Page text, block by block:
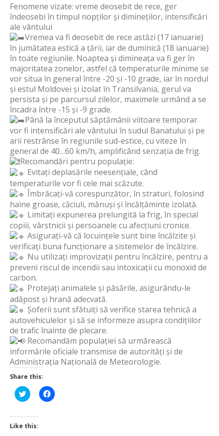
Fenomene vizate: vreme deosebit de rece, ger
îndeosebi în timpul nopților și dimineților, intensificări
ale vântului
Vremea va fi deosebit de rece astăzi (17 ianuarie)
în jumătatea estică a țării, iar de duminică (18 ianuarie)
în toate regiunile. Noaptea și dimineața va fi ger în
majoritatea zonelor, astfel că temperaturile minime se
vor situa în general între -20 și -10 grade, iar în nordul
și estul Moldovei și izolat în Transilvania, gerul va
persista și pe parcursul zilelor, maximele urmând a se
încadra între -15 și -9 grade.
Până la începutul săptămânii viitoare temporar
vor fi intensificări ale vântului în sudul Banatului și pe
arii restrânse în regiunile sud-estice, cu viteze în
general de 40…60 km/h, amplificând senzația de frig.
Recomandări pentru populație:
Evitați deplasările neesențiale, când
temperaturile vor fi cele mai scăzute.
Îmbrăcați-vă corespunzător, în straturi, folosind
haine groase, căciuli, mănuși și încălțăminte izolată.
Limitați expunerea prelungită la frig, în special
copiii, vârstnicii și persoanele cu afecțiuni cronice.
Asigurați-vă că locuințele sunt bine încălzite și
verificați buna funcționare a sistemelor de încălzire.
Nu utilizați improvizații pentru încălzire, pentru a
preveni riscul de incendii sau intoxicații cu monoxid de
carbon.
Protejați animalele și păsările, asigurându-le
adăpost și hrană adecvată.
Șoferii sunt sfătuiți să verifice starea tehnică a
autovehiculelor și să se informeze asupra condițiilor
de trafic înainte de plecare.
Recomandăm populației să urmărească
informările oficiale transmise de autorități și de
Administrația Națională de Meteorologie.
Share this:
Click
to
Twitter
(Opens
in
Click
to
Like this: